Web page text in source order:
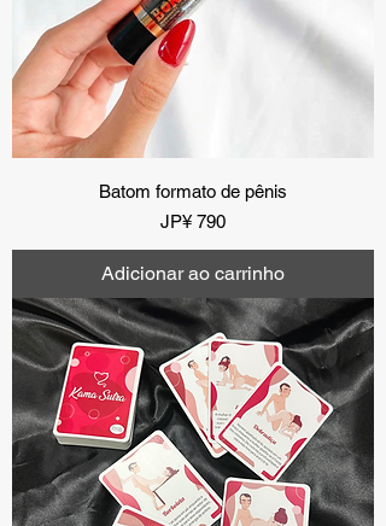
Batom formato de pênis
Preço
JP¥ 790
Adicionar ao carrinho